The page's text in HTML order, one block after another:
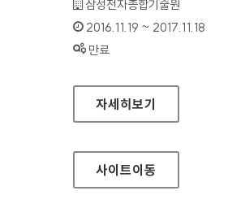
기관명 :
삼성전자종합기술원
인증기간 :
2016.11.19 ~ 2017.11.18
상태 :
만료
삼성전자종합기술원 대
자세히보기
사이트이동